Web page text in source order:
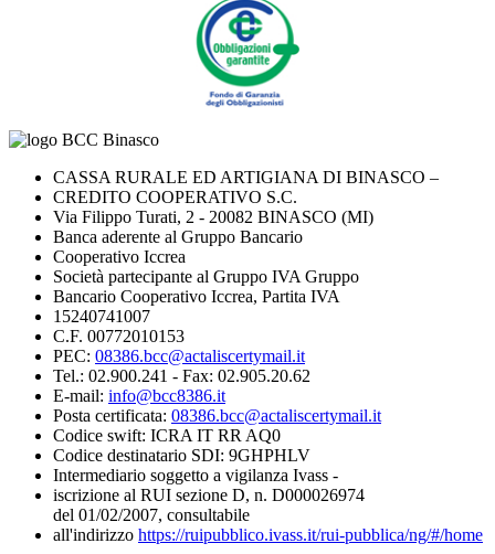
CASSA RURALE ED ARTIGIANA DI BINASCO –
CREDITO COOPERATIVO S.C.
Via Filippo Turati, 2 - 20082 BINASCO (MI)
Banca aderente al Gruppo Bancario
Cooperativo Iccrea
Società partecipante al Gruppo IVA Gruppo
Bancario Cooperativo Iccrea, Partita IVA
15240741007
C.F. 00772010153
PEC: 08386.bcc@actaliscertymail.it
Tel.: 02.900.241 - Fax: 02.905.20.62
E-mail: info@bcc8386.it
Posta certificata: 08386.bcc@actaliscertymail.it
Codice swift: ICRA IT RR AQ0
Codice destinatario SDI: 9GHPHLV
Intermediario soggetto a vigilanza Ivass -
iscrizione al RUI sezione D, n. D000026974
del 01/02/2007, consultabile
all'indirizzo https://ruipubblico.ivass.it/rui-pubblica/ng/#/home